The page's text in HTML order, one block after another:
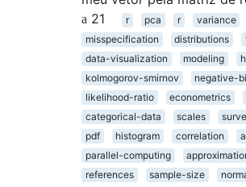
21
r pca r variance
misspecification
distributions
data-visualization
modeling
kolmogorov-smirnov
negative-
likelihood-ratio
econometrics
categorical-data
scales
pdf
histogram correlation
parallel-computing
references
sample-size